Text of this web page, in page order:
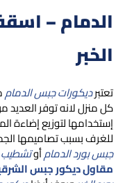
الدمام –
الخبر
تعتبرديكورات جبس الدمام
كل منزل لانه توفر
إستخدامها لتوزيع إضاءة
للغرف بسبب تصاميمها
جبس بورد الدمامأوتشطيب
مقاول ديكور جبس